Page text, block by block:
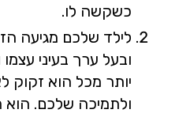
כשקשה לו.
לילד שלכם מגיעה
ובעל ערך בעיני עצמו
יותר מכל הוא זקוק
ולתמיכה שלכם. הוא